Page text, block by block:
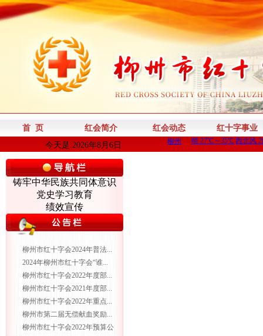
首 页 红会简介 红会动态
红十字事业
今天是:2026年8月6日
铸牢中华民族共同体意识
党史学习教育
绩效宣传
柳州市红十字会2024年普法...
2024年柳州市红十字会“谁...
柳州市红十字会2022年度部...
柳州市红十字会2021年度部...
柳州市红十字会2022年重点...
柳州市第二届无偿献血奖励...
柳州市红十字会2022年预算公